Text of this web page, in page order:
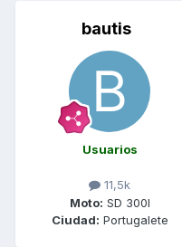
bautis
Usuarios
11,5k
Moto: SD 300I
Ciudad: Portugalete